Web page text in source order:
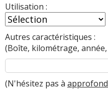
Utilisation :
Autres caractéristiques :
(Boîte, kilométrage, année,
(N'hésitez pas à